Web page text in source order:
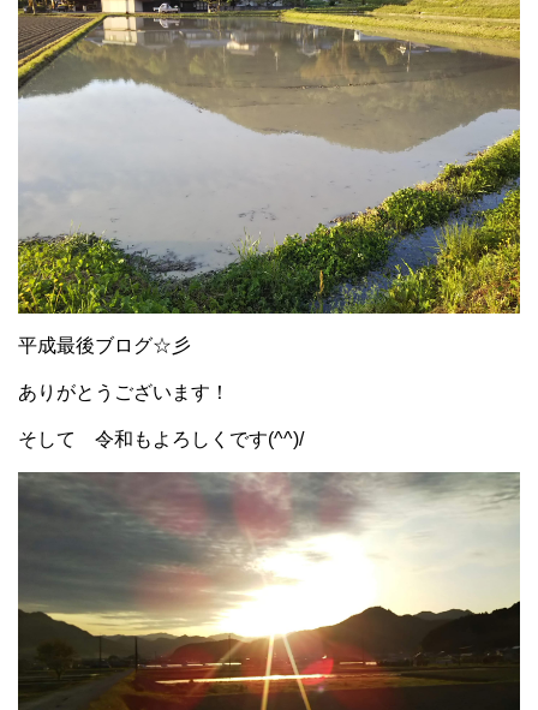
平成最後ブログ☆彡
ありがとうございます！
そして 令和もよろしくです(^^)/